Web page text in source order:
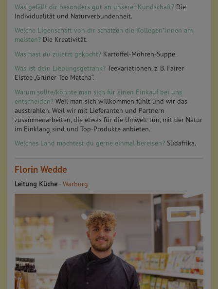
Was gefällt dir besonders gut an unserer Kundschaft? Die
Individualität und Naturverbundenheit.
Welche Eigenschaft von dir schätzen die Kollegen*innen am
meisten? Die Kreativität.
Was hast du zuletzt gekocht? Kartoffel-Möhren-Suppe.
Was ist dein Lieblingsgetränk? Teevariationen, z. B. Fairer
Eistee „Grüner Tee Matcha“.
Warum sollte/könnte man sich für einen Einkauf bei uns
entscheiden? Weil man sich willkommen fühlt und wir das
ausstrahlen. Weil wir mit Lieferanten und Partnern
zusammenarbeiten, die etwas für die Umwelt tun, mit der Natur
im Einklang sind und Top-Produkte anbieten.
Welches Land möchtest du gerne einmal bereisen? Südafrika.
Florin Wedde
Leitung Küche - Warburg